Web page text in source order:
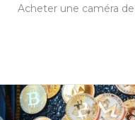
Acheter une caméra